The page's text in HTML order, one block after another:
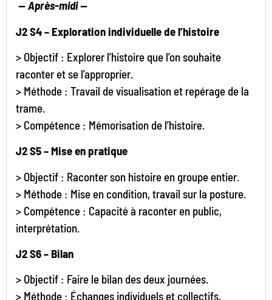
—Après-midi —
J2 S4 – Exploration individuelle de l’histoire
> Objectif : Explorer l’histoire que l’on souhaite
raconter et se l’approprier.
> Méthode : Travail de visualisation et repérage de la
trame.
> Compétence : Mémorisation de l’histoire.
J2 S5 – Mise en pratique
> Objectif : Raconter son histoire en groupe entier.
> Méthode : Mise en condition, travail sur la posture.
> Compétence : Capacité à raconter en public,
interprétation.
J2 S6 – Bilan
> Objectif : Faire le bilan des deux journées.
> Méthode : Échanges individuels et collectifs,